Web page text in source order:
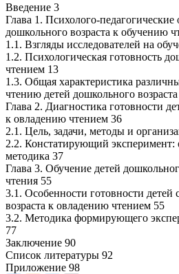
Введение 3
Глава 1. Психолого-
дошкольного возраста к обучению
1.1. Взгляды исследователей на
1.2. Психологическая готовность
чтением 13
1.3. Общая характеристика
чтению детей дошкольного
Глава 2. Диагностика готовности
к овладению чтением 36
2.1. Цель, задачи, методы и
2.2. Констатирующий эксперимент:
методика 37
Глава 3. Обучение детей
чтения 55
3.1. Особенности готовности детей
возраста к овладению чтением 55
3.2. Методика формирующего
77
Заключение 90
Список литературы 92
Приложение 98